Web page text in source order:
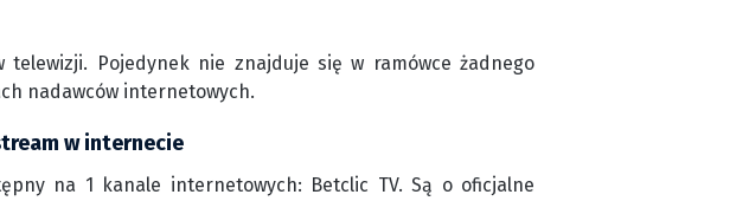
Pojedynek nie znajduje się w ramówce żadnego
nadawców internetowych.
w internecie
na 1 kanale internetowych: Betclic TV. Są o oficjalne